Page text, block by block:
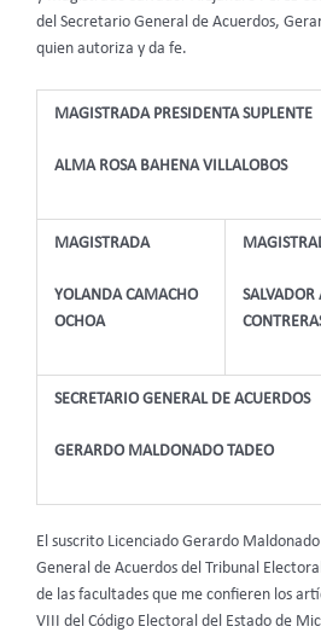
del Secretario General de Acuerdos,
quien autoriza y da fe.
MAGISTRADA PRESIDENTA SUPLENTE
ALMA ROSA BAHENA VILLALOBOS
MAGISTRADA
YOLANDA CAMACHO
OCHOA
SALVADOR
SECRETARIO GENERAL DE ACUERDOS
GERARDO MALDONADO TADEO
El suscrito Licenciado Gerardo
General de Acuerdos del Tribunal
de las facultades que me confieren los
VIII del Código Electoral del Estado de